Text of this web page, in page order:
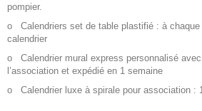
pompier.
o
Calendriers set de table plastifié : à
calendrier
o
Calendrier mural express personnalisé
l’association et expédié en 1 semaine
o
Calendrier luxe à spirale pour association :